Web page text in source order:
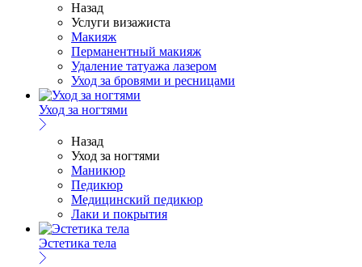
Назад
Услуги визажиста
Макияж
Перманентный макияж
Удаление татуажа лазером
Уход за бровями и ресницами
Уход за ногтями
Назад
Уход за ногтями
Маникюр
Педикюр
Медицинский педикюр
Лаки и покрытия
Эстетика тела